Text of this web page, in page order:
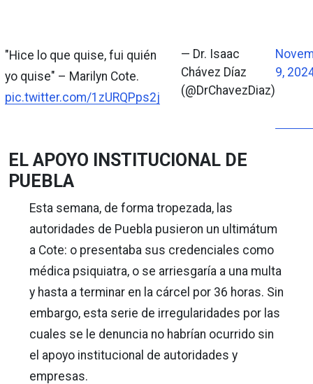
"Hice lo que quise, fui quién
yo quise" – Marilyn Cote.
pic.twitter.com/1zURQPps2j
— Dr. Isaac
Chávez Díaz
(@DrChavezDiaz)
9,
EL APOYO INSTITUCIONAL DE
PUEBLA
Esta semana, de forma tropezada, las
autoridades de Puebla pusieron un ultimátum
a Cote: o presentaba sus credenciales como
médica psiquiatra, o se arriesgaría a una multa
y hasta a terminar en la cárcel por 36 horas. Sin
embargo, esta serie de irregularidades por las
cuales se le denuncia no habrían ocurrido sin
el apoyo institucional de autoridades y
empresas.